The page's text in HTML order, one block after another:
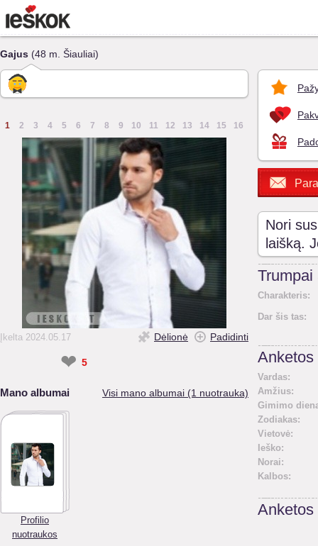
Gajus (48 m. Šiauliai)
1 2 3 4 5 6 7 8 9 10 11 12 13 14 15 16
Įkelta 2024.05.17 Dėlionė Padidinti
❤ 5
Mano albumai Visi mano albumai (1 nuotrauka)
Profilio
nuotraukos
Nori
laišką.
Trumpai
Charakteris:
Dar šis tas:
Anketos
Vardas:
Amžius:
Gimimo
Zodiakas:
Vietovė:
Ieško:
Norai:
Kalbos:
Anketos